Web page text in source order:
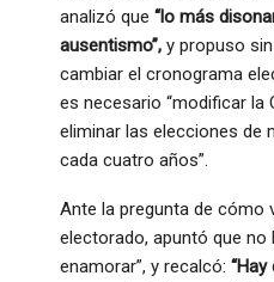
analizó que “lo más
ausentismo”, y propuso
cambiar el cronograma
es necesario “modificar la
eliminar las elecciones de
cada cuatro años”.
Ante la pregunta de cómo
electorado, apuntó que no
enamorar”, y recalcó: